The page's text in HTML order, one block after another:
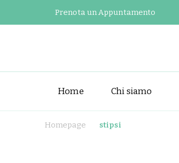
Prenota un Appuntamento
Home Chi siamo
Homepage stipsi